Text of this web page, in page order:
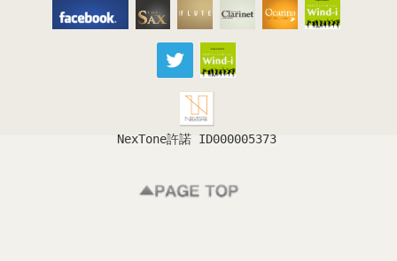
THE SAX The Clarinet
Ocarina
NexTone許諾 ID000005373